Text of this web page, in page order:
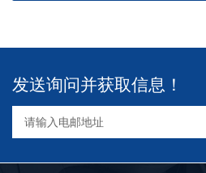
发送询问并获取信息！